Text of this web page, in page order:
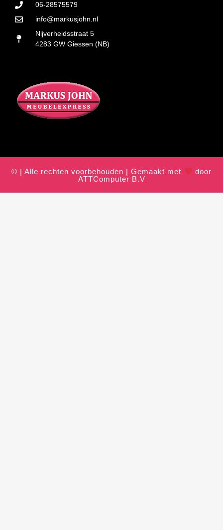
06-28575579
info@markusjohn.nl
Nijverheidsstraat 5
4283 GW Giessen (NB)
© | Alle rechten voorbehouden | Gemaakt met
door
ATTComputer B.V